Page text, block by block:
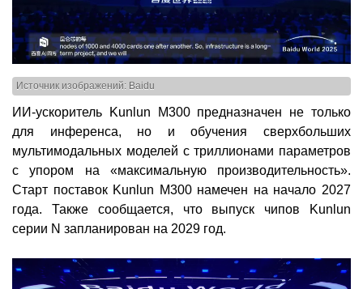
Источник изображений: Baidu
ИИ-ускоритель Kunlun M300 предназначен не только
для инференса, но и обучения сверхбольших
мультимодальных моделей с триллионами параметров
с упором на «максимальную производительность».
Старт поставок Kunlun M300 намечен на начало 2027
года. Также сообщается, что выпуск чипов Kunlun
серии N запланирован на 2029 год.